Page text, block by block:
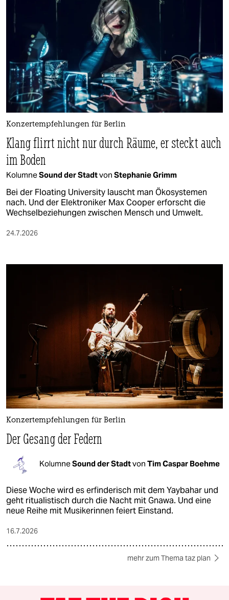
Konzertempfehlungen für Berlin
Klang flirrt nicht nur durch Räume, er steckt auch
im Boden
KolumneSound der Stadtvon Stephanie Grimm
Bei der Floating University lauscht man Ökosystemen
nach. Und der Elektroniker Max Cooper erforscht die
Wechselbeziehungen zwischen Mensch und Umwelt.
24.7.2026
Konzertempfehlungen für Berlin
Der Gesang der Federn
KolumneSound der Stadtvon Tim Caspar Boehme
Diese Woche wird es erfinderisch mit dem Yaybahar und
geht ritualistisch durch die Nacht mit Gnawa. Und eine
neue Reihe mit Musikerinnen feiert Einstand.
16.7.2026
mehr zum Thema taz plan